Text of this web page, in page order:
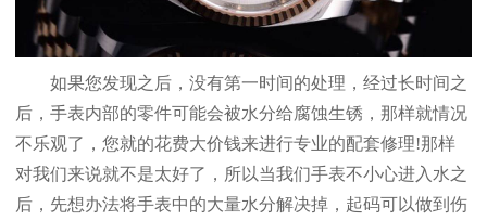
如果您发现之后，没有第一时间的处理，经过长时间之
后，手表内部的零件可能会被水分给腐蚀生锈，那样就情况
不乐观了，您就的花费大价钱来进行专业的配套修理!那样
对我们来说就不是太好了，所以当我们手表不小心进入水之
后，先想办法将手表中的大量水分解决掉，起码可以做到伤